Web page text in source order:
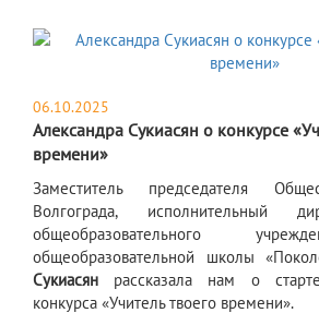
06.10.2025
Александра Сукиасян о конкурсе
времени»
​Заместитель председателя
Волгограда, исполнительный
общеобразовательного
общеобразовательной школы
Сукиасян рассказала нам о старте
конкурса «Учитель твоего времени».